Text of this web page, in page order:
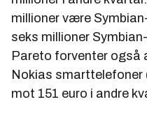
millioner være
seks millioner
Pareto forventer også
Nokias smarttelefoner
mot 151 euro i andre